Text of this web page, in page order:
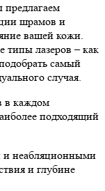
шрамов и
вашей кожи.
типы лазеров – как
самый
случая.
в каждом
подходящий
и неабляционными
и глубине